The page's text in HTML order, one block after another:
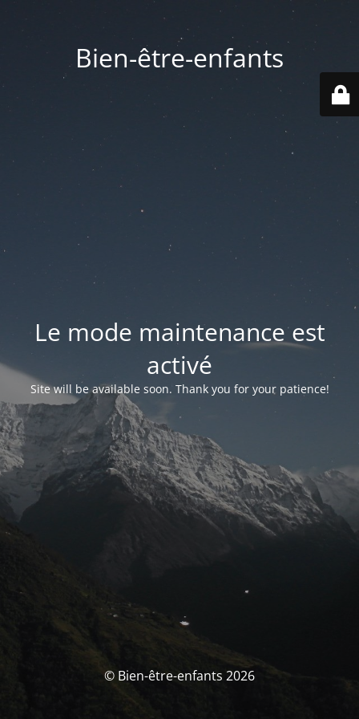
Bien-être-enfants
Le mode maintenance est
activé
Site will be available soon. Thank you for your patience!
© Bien-être-enfants 2026